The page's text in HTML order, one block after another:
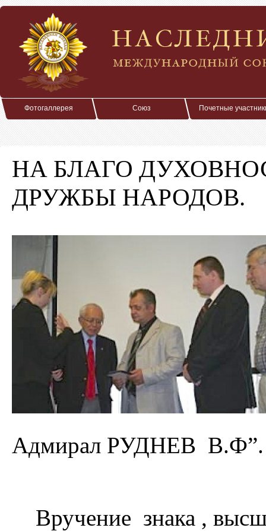
Фотогаллерея Союз Почетные
НА БЛАГО
ДРУЖБЫ НАРОДОВ.
Адмирал РУДНЕВ
Вручение знака ,